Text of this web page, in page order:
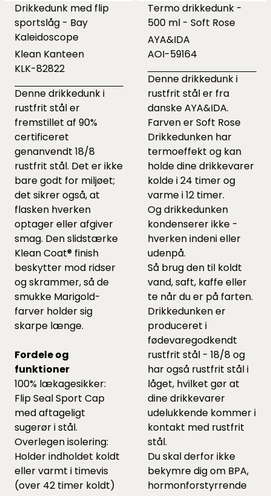
Drikkedunk med flip
sportslåg - Bay
Kaleidoscope
Klean Kanteen
KLK-82822
Denne drikkedunk i
rustfrit stål er
fremstillet af 90%
certificeret
genanvendt 18/8
rustfrit stål. Det er ikke
bare godt for miljøet;
det sikrer også, at
flasken hverken
optager eller afgiver
smag. Den slidstærke
Klean Coat® finish
beskytter mod ridser
og skrammer, så de
smukke Marigold-
farver holder sig
skarpe længe.
Fordele og
funktioner
100% lækagesikker:
Flip Seal Sport Cap
med aftageligt
sugerør i stål.
Overlegen isolering:
Holder indholdet koldt
eller varmt i timevis
(over 42 timer koldt)
Termo drikkedunk -
500 ml - Soft Rose
AYA&IDA
AOI-59164
Denne drikkedunk i
rustfrit stål er fra
danske AYA&IDA.
Farven er Soft Rose
Drikkedunken har
termoeffekt og kan
holde dine drikkevarer
kolde i 24 timer og
varme i 12 timer.
Og drikkedunken
kondenserer ikke -
hverken indeni eller
udenpå.
Så brug den til koldt
vand, saft, kaffe eller
te når du er på farten.
Drikkedunken er
produceret i
fødevaregodkendt
rustfrit stål - 18/8 og
har også rustfrit stål i
låget, hvilket gør at
dine drikkevarer
udelukkende kommer i
kontakt med rustfrit
stål.
Du skal derfor ikke
bekymre dig om BPA,
hormonforstyrrende